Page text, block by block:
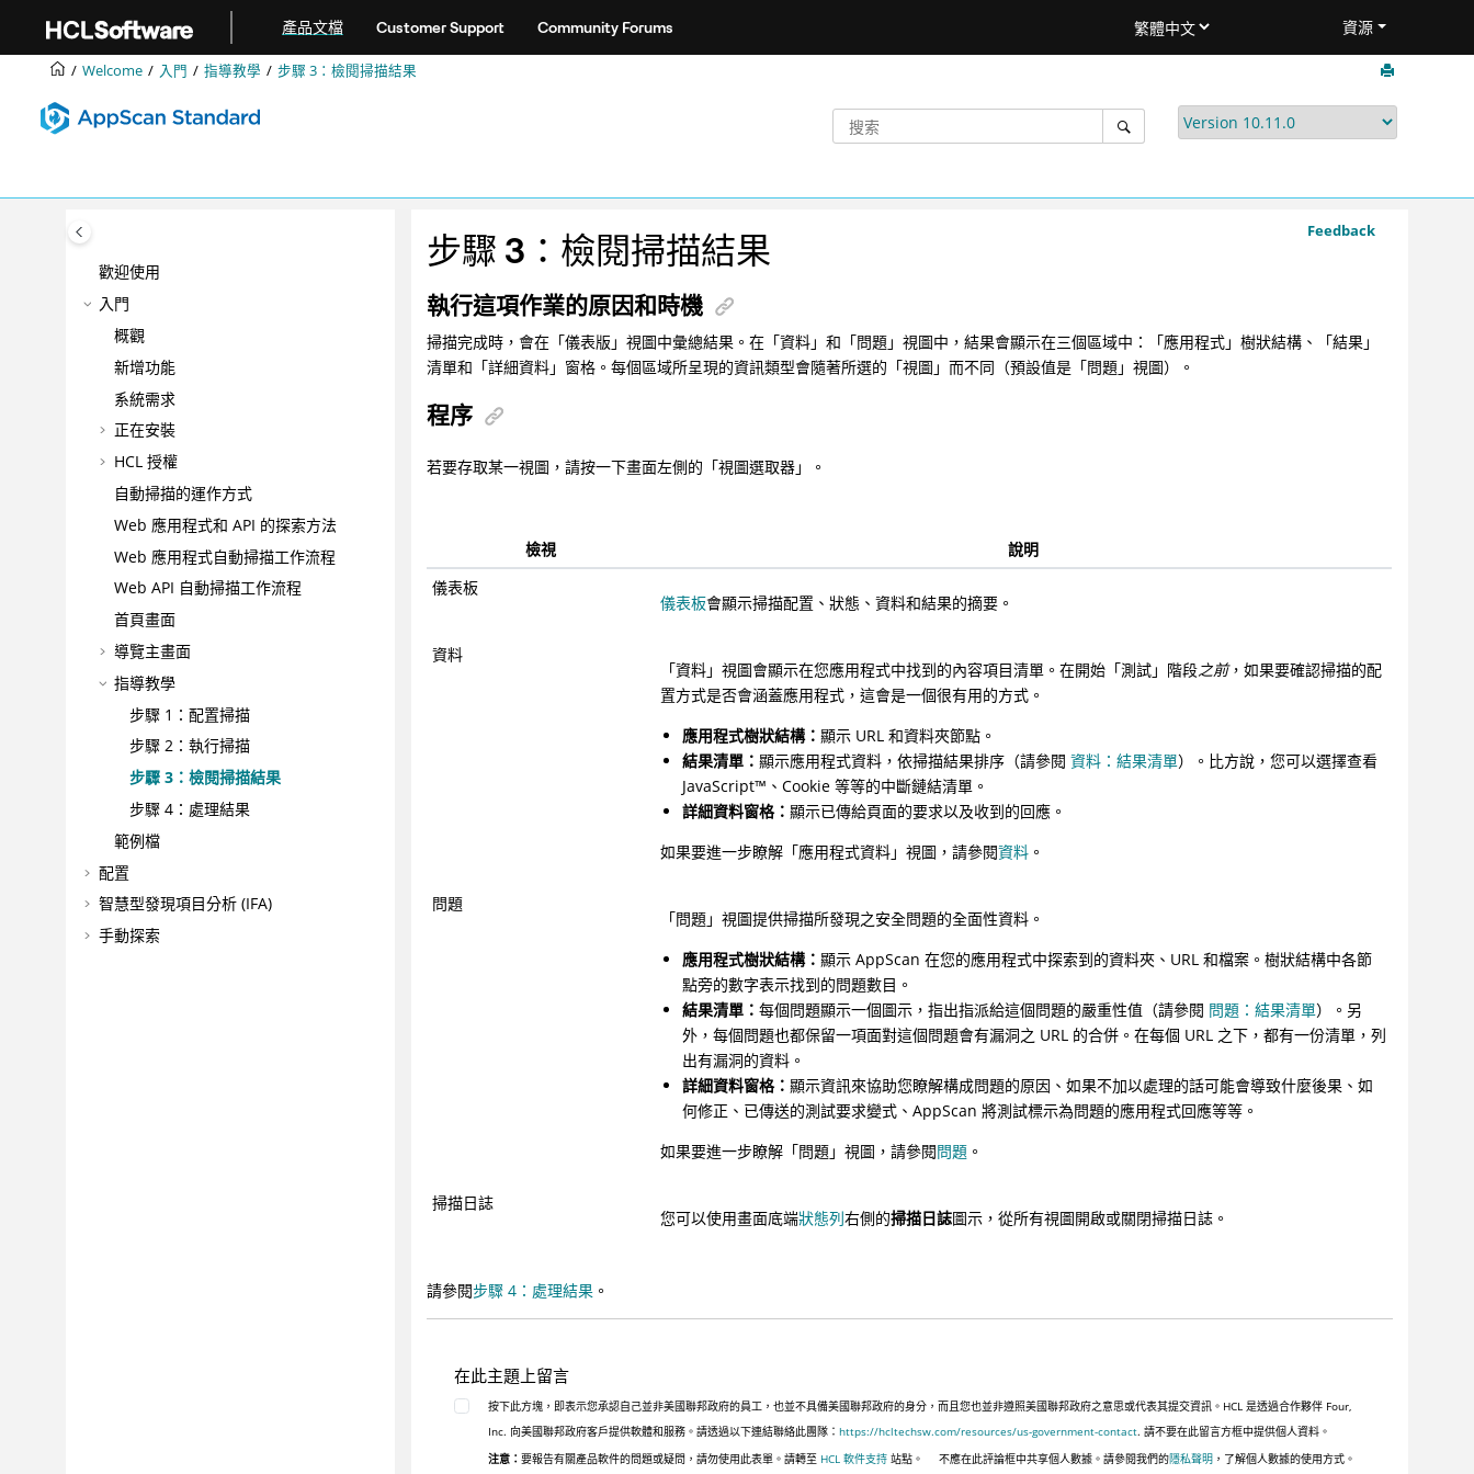
產品文檔 Customer Support Community Forums 資源
Welcome 入門 指導教學 步驟 3：檢閱掃描結果
歡迎使用
入門
概觀
新增功能
系統需求
正在安裝
HCL 授權
自動掃描的運作方式
Web 應用程式和 API 的探索方法
Web 應用程式自動掃描工作流程
Web API 自動掃描工作流程
首頁畫面
導覽主畫面
指導教學
步驟 1：配置掃描
步驟 2：執行掃描
步驟 3：檢閱掃描結果
步驟 4：處理結果
範例檔
配置
智慧型發現項目分析 (IFA)
手動探索
Feedback
步驟 3：檢閱掃描結果
執行這項作業的原因和時機
掃描完成時，會在「儀表版」視圖中彙總結果。在「資料」和「問題」視圖中，結果會顯示在三個區域中：「應用程式」樹狀結構、「結果」
清單和「詳細資料」窗格。每個區域所呈現的資訊類型會隨著所選的「視圖」而不同（預設值是「問題」視圖）。
程序
若要存取某一視圖，請按一下畫面左側的「視圖選取器」。
檢視
說明
儀表板
儀表板會顯示掃描配置、狀態、資料和結果的摘要。
資料
「資料」視圖會顯示在您應用程式中找到的內容項目清單。在開始「測試」階段之前，如果要確認掃描的配
置方式是否會涵蓋應用程式，這會是一個很有用的方式。
應用程式樹狀結構：顯示 URL 和資料夾節點。
結果清單：顯示應用程式資料，依掃描結果排序（請參閱資料：結果清單）。比方說，您可以選擇查看
JavaScript™ 、Cookie 等等的中斷鏈結清單。
詳細資料窗格：顯示已傳給頁面的要求以及收到的回應。
如果要進一步瞭解「應用程式資料」視圖，請參閱資料 。
問題
「問題」視圖提供掃描所發現之安全問題的全面性資料。
應用程式樹狀結構：顯示AppScan 在您的應用程式中探索到的資料夾、URL 和檔案。樹狀結構中各節
點旁的數字表示找到的問題數目。
結果清單：每個問題顯示一個圖示，指出指派給這個問題的嚴重性值（請參閱 問題：結果清單）。另
外，每個問題也都保留一項面對這個問題會有漏洞之 URL 的合併。在每個 URL 之下，都有一份清單，列
出有漏洞的資料。
詳細資料窗格：顯示資訊來協助您瞭解構成問題的原因、如果不加以處理的話可能會導致什麼後果、如
何修正、已傳送的測試要求變式、AppScan 將測試標示為問題的應用程式回應等等。
如果要進一步瞭解「問題」視圖，請參閱問題 。
掃描日誌
您可以使用畫面底端狀態列右側的掃描日誌圖示，從所有視圖開啟或關閉掃描日誌。
請參閱步驟 4：處理結果 。
在此主題上留言
按下此方塊，即表示您承認自己並非美國聯邦政府的員工，也並不具備美國聯邦政府的身分，而且您也並非遵照美國聯邦政府之意思或代表其提交資訊。HCL 是透過合作夥伴 Four,
Inc. 向美國聯邦政府客戶提供軟體和服務。請透過以下連結聯絡此團隊：https://hcltechsw.com/resources/us-government-contact. 請不要在此留言方框中提供個人資料。
注意：要報告有關產品軟件的問題或疑問，請勿使用此表單。請轉至 HCL 軟件支持 站點。 不應在此評論框中共享個人數據。請參閱我們的隱私聲明 ，了解個人數據的使用方式。